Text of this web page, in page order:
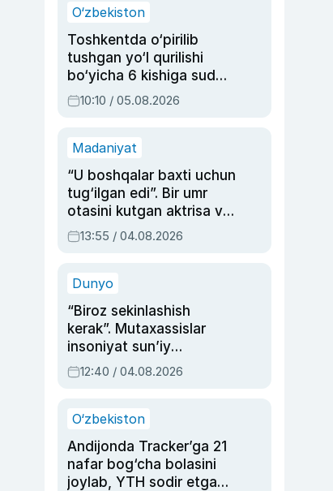
O‘zbekiston
Toshkentda o‘pirilib
tushgan yo‘l qurilishi
bo‘yicha 6 kishiga sud
hukmi o‘qildi
10:10 / 05.08.2026
Madaniyat
“U boshqalar baxti uchun
tug‘ilgan edi”. Bir umr
otasini kutgan aktrisa va
dublyaj ustasi Rimma
Ahmedovaning
13:55 / 04.08.2026
Dunyo
“Biroz sekinlashish
kerak”. Mutaxassislar
insoniyat sun’iy
intellektni boshqara
olmay qolishidan xavotir
12:40 / 04.08.2026
O‘zbekiston
Andijonda Tracker’ga 21
nafar bog‘cha bolasini
joylab, YTH sodir etgan